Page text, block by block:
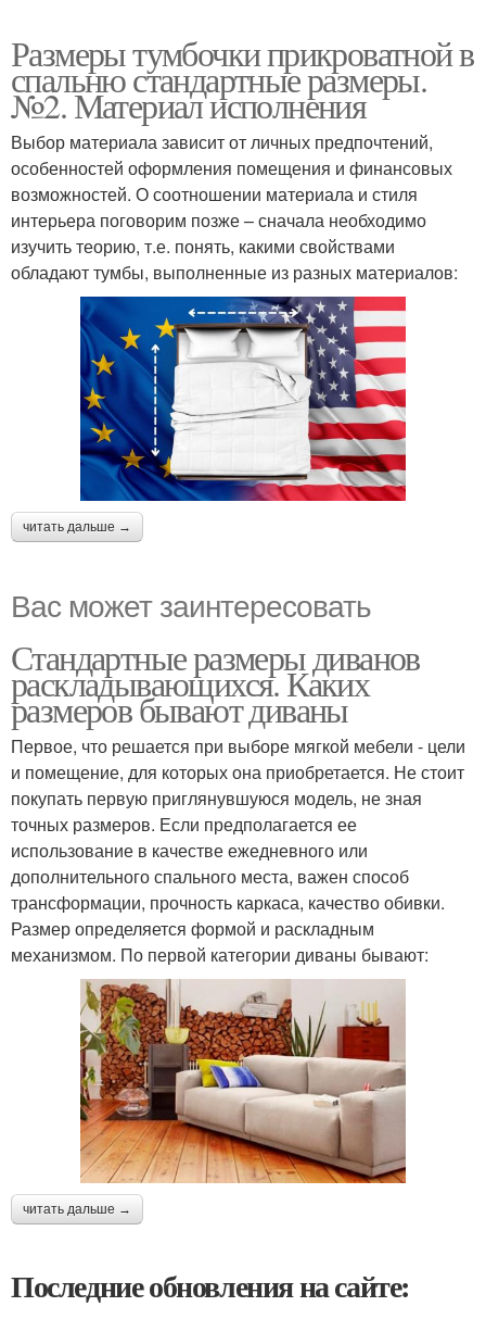
Размеры тумбочки прикроватной в
спальню стандартные размеры.
№2. Материал исполнения
Выбор материала зависит от личных предпочтений,
особенностей оформления помещения и финансовых
возможностей. О соотношении материала и стиля
интерьера поговорим позже – сначала необходимо
изучить теорию, т.е. понять, какими свойствами
обладают тумбы, выполненные из разных материалов:
читать дальше →
Вас может заинтересовать
Стандартные размеры диванов
раскладывающихся. Каких
размеров бывают диваны
Первое, что решается при выборе мягкой мебели - цели
и помещение, для которых она приобретается. Не стоит
покупать первую приглянувшуюся модель, не зная
точных размеров. Если предполагается ее
использование в качестве ежедневного или
дополнительного спального места, важен способ
трансформации, прочность каркаса, качество обивки.
Размер определяется формой и раскладным
механизмом. По первой категории диваны бывают:
читать дальше →
Последние обновления на сайте: